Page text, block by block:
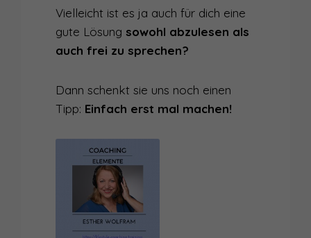
Vielleicht ist es ja auch für dich eine
gute Lösung sowohl abzulesen als
auch frei zu sprechen?
Dann schenkt sie uns noch einen
Tipp: Einfach erst mal machen!